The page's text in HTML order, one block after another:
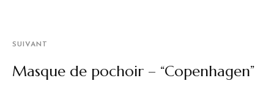
SUIVANT
Masque de pochoir – “Copenhagen”